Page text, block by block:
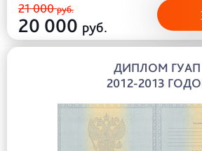
21 000руб.
20 000 руб.
ДИПЛОМ ГУАП
2012-2013